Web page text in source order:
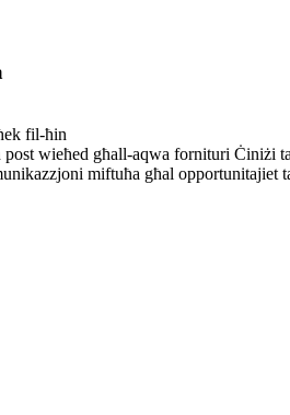
fil-ħin
wieħed għall-aqwa fornituri Ċiniżi
miftuħa għal opportunitajiet